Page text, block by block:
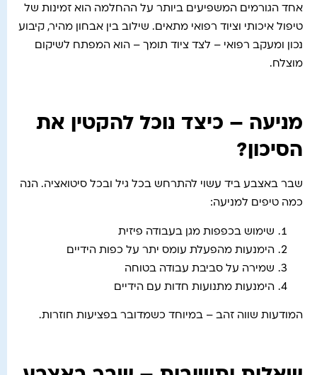
אחד הגורמים המשפיעים ביותר על ההחלמה הוא זמינות של
טיפול איכותי וציוד רפואי מתאים. שילוב בין אבחון מהיר, קיבוע
נכון ומעקב רפואי – לצד ציוד תומך – הוא המפתח לשיקום
מוצלח.
מניעה – כיצד נוכל להקטין את
הסיכון?
שבר באצבע ביד עשוי להתרחש בכל גיל ובכל סיטואציה. הנה
כמה טיפים למניעה:
שימוש בכפפות מגן בעבודה פיזית
הימנעות מהפעלת עומס יתר על כפות הידיים
שמירה על סביבת עבודה בטוחה
הימנעות מתנועות חדות עם הידיים
המודעות שווה זהב – במיוחד כשמדובר בפציעות חוזרות.